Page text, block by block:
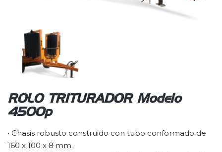
ROLO TRITURADOR Modelo
4500p
• Chasis robusto construido con tubo conformado de
160 x 100 x 8 mm.